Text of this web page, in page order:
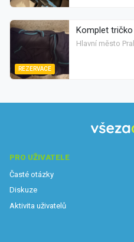
REZERVACE
Komplet
Hlavní město
PRO UŽIVATELE
Časté otázky
Diskuze
Aktivita uživatelů